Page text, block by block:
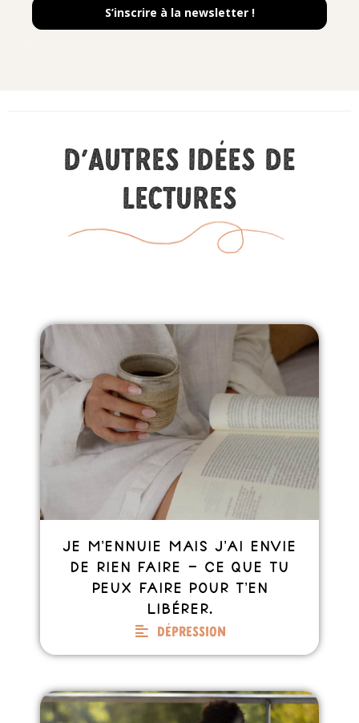
S’inscrire à la newsletter !
D'autres idées de
lectures
Je m’ennuie mais j’ai envie
de rien faire – Ce que tu
peux faire pour t’en
libérer.
Dépression